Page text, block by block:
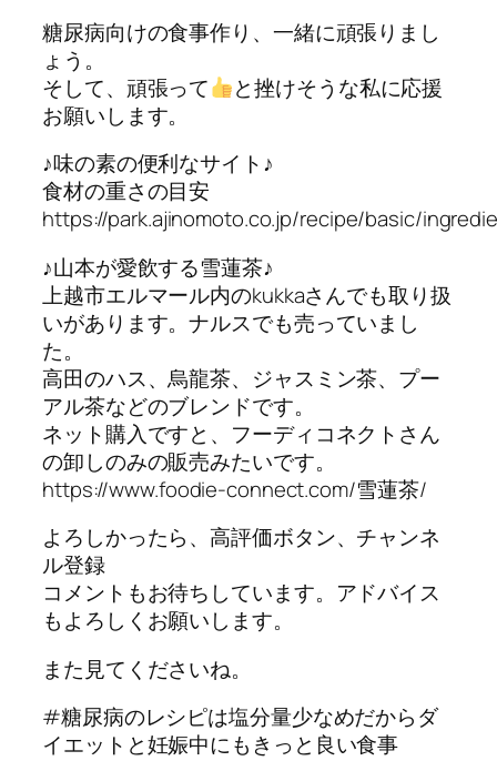
糖尿病向けの食事作り、一緒に頑張りまし
ょう。
そして、頑張って
と挫けそうな私に応援
お願いします。
♪味の素の便利なサイト♪
食材の重さの目安
https://park.ajinomoto.co.jp/recipe/basic/
♪山本が愛飲する雪蓮茶♪
上越市エルマール内のkukkaさんでも取り扱
いがあります。ナルスでも売っていまし
た。
高田のハス、烏龍茶、ジャスミン茶、プー
アル茶などのブレンドです。
ネット購入ですと、フーディコネクトさん
の卸しのみの販売みたいです。
https://www.foodie-connect.com/雪蓮茶/
よろしかったら、高評価ボタン、チャンネ
ル登録
コメントもお待ちしています。アドバイス
もよろしくお願いします。
また見てくださいね。
#糖尿病のレシピは塩分量少なめだからダ
イエットと妊娠中にもきっと良い食事